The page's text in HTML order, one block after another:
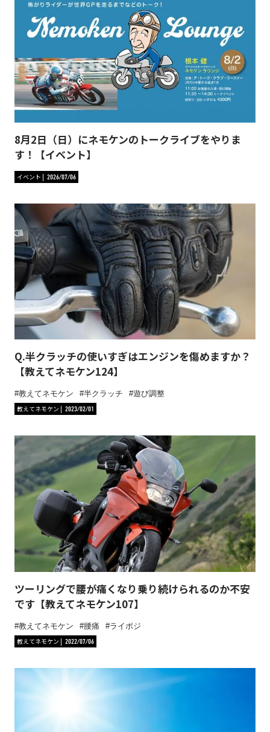
8月2日（日）にネモケンのトークライブをやりま
す！【イベント】
イベント 2026/07/06
Q.半クラッチの使いすぎはエンジンを傷めますか？
【教えてネモケン124】
教えてネモケン 半クラッチ
遊び調整
教えてネモケン
2023/02/01
ツーリングで腰が痛くなり乗り続けられるのか不安
です【教えてネモケン107】
教えてネモケン 腰痛
ライポジ
教えてネモケン
2022/07/06